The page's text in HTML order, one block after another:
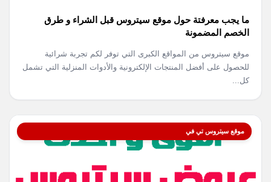
ما يجب معرفتة حول موقع سيتروس قبل الشراء و طرق
الخصم المضمونة
موقع سيتروس من المواقع الكبرى التي توفر لكم تجربة شرائية
للحصول على أفضل المنتجات الإلكترونية والأدوات المنزلية التي تشمل
كل...
موقع سيتروس تي في